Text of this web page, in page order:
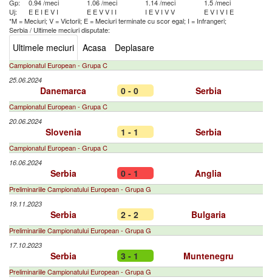
Gp:
0.94 /meci 1.06 /meci 1.14 /meci
1.5 /meci
Uj:
E E I EV I E EVV I I I EV I VV EV I V I E
*M = Meciuri; V = Victorii; E = Meciuri terminate cu scor egal; I = Infrangeri;
Serbia/ Ultimele meciuri disputate:
Ultimele meciuri Acasa Deplasare
Campionatul European - Grupa C
25.06.2024
Danemarca 0 - 0 Serbia
Campionatul European - Grupa C
20.06.2024
Slovenia 1 - 1 Serbia
Campionatul European - Grupa C
16.06.2024
Serbia 0 - 1 Anglia
Preliminariile Campionatului European - Grupa G
19.11.2023
Serbia 2 - 2 Bulgaria
Preliminariile Campionatului European - Grupa G
17.10.2023
Serbia 3 - 1 Muntenegru
Preliminariile Campionatului European - Grupa G